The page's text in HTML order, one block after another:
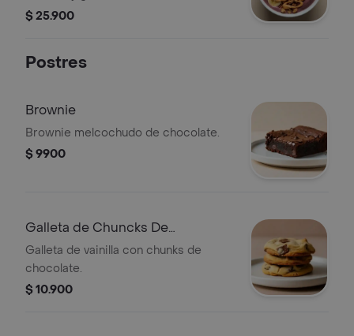
$ 25.900
Postres
Brownie
Brownie melcochudo de chocolate.
$ 9900
Galleta de Chuncks De
Chocolate
Galleta de vainilla con chunks de
chocolate.
$ 10.900